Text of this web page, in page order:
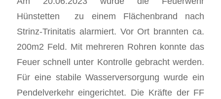
Hünstetten zu einem Flächenbrand nach
Strinz-Trinitatis alarmiert. Vor Ort brannten ca.
200m2 Feld. Mit mehreren Rohren konnte das
Feuer schnell unter Kontrolle gebracht werden.
Für eine stabile Wasserversorgung wurde ein
Pendelverkehr eingerichtet. Die Kräfte der FF